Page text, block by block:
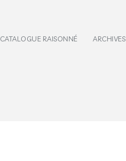
CATALOGUE RAISONNÉ ARCHIVES